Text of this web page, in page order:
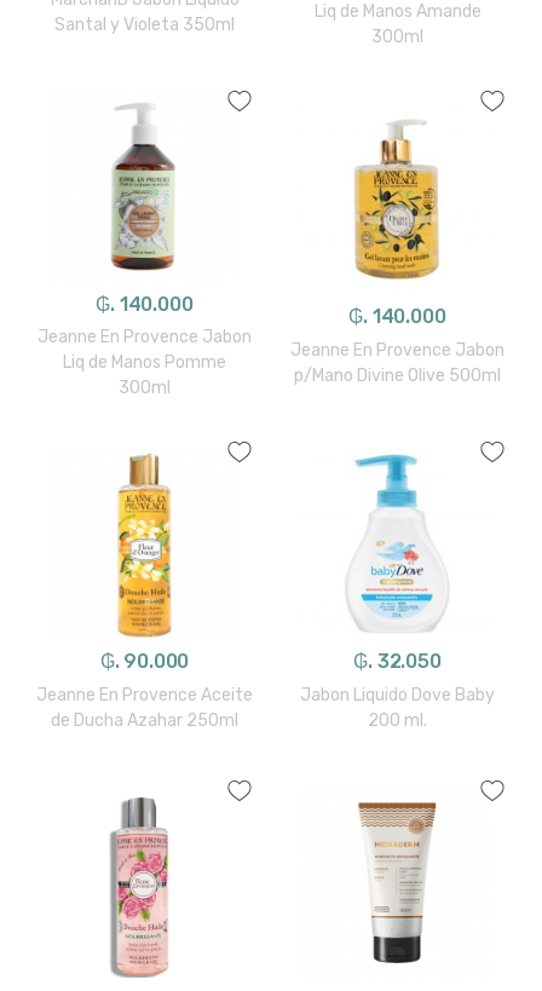
Santal y Violeta 350ml
Liq de Manos Amande
300ml
₲. 140.000
Jeanne En Provence Jabon
Liq de Manos Pomme
300ml
₲. 140.000
Jeanne En Provence Jabon
p/Mano Divine Olive 500ml
₲. 90.000
Jeanne En Provence Aceite
de Ducha Azahar 250ml
₲. 32.050
Jabon Liquido Dove Baby
200 ml.